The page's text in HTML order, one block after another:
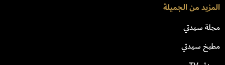
المزيد من الجميلة
مجلة سيدتي
مطبخ سيدتي